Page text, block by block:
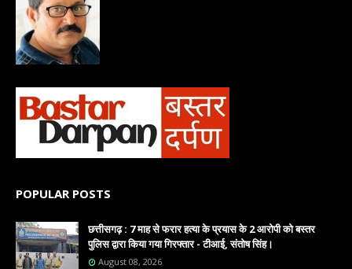
POPULAR POSTS
छत्तीसगढ़ : 7 माह से फरार हत्या के प्रयास के 2 आरोपी को बस्तर
पुलिस द्वारा किया गया गिरफ्तार - टीआई, संतोष सिंह।
August 08, 2026